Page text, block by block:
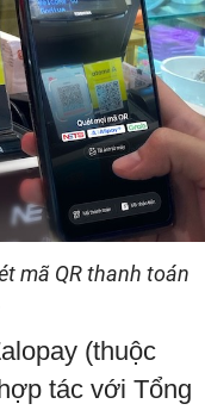
mã QR thanh toán
(thuộc
tác với Tổng